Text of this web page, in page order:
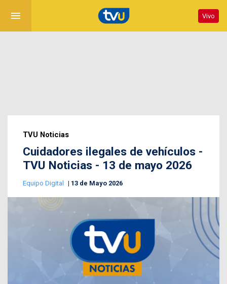
menu Vivo
TVU Noticias
Cuidadores ilegales de vehículos -
TVU Noticias - 13 de mayo 2026
Equipo Digital 13 de Mayo 2026